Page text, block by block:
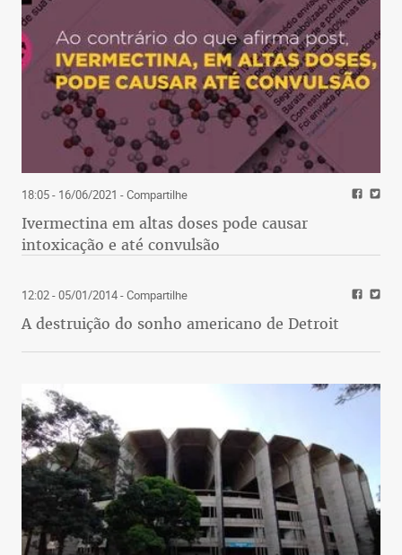
18:05 - 16/06/2021 - Compartilhe
Ivermectina em altas doses pode causar
intoxicação e até convulsão
12:02 - 05/01/2014- Compartilhe
A destruição do sonho americano de Detroit